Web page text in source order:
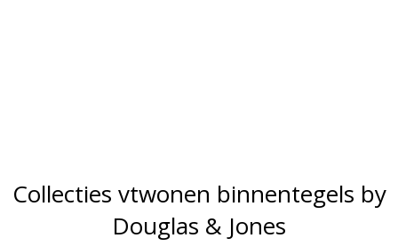
Collecties vtwonen binnentegels by
Douglas & Jones